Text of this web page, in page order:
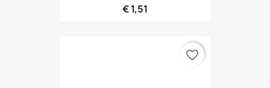
€ 1,51
favorite_border